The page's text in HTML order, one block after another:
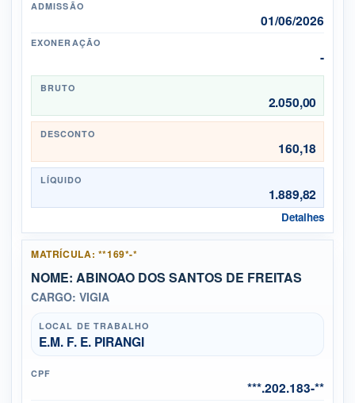
ADMISSÃO
01/06/2026
EXONERAÇÃO
-
BRUTO
2.050,00
DESCONTO
160,18
LÍQUIDO
1.889,82
Detalhes
MATRÍCULA: **169*-*
NOME: ABINOAO DOS SANTOS DE FREITAS
CARGO: VIGIA
LOCAL DE TRABALHO
E.M. F. E. PIRANGI
CPF
***.202.183-**